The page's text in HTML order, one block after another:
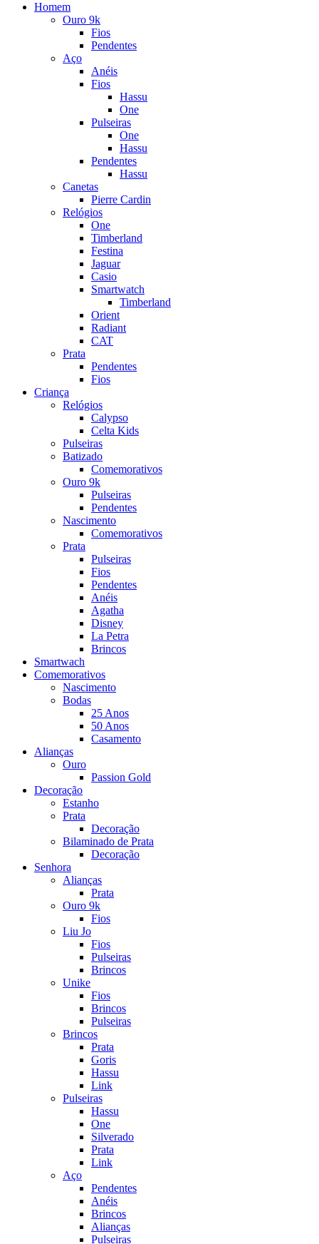
Homem
Ouro 9k
Fios
Pendentes
Aço
Anéis
Fios
Hassu
One
Pulseiras
One
Hassu
Pendentes
Hassu
Canetas
Pierre Cardin
Relógios
One
Timberland
Festina
Jaguar
Casio
Smartwatch
Timberland
Orient
Radiant
CAT
Prata
Pendentes
Fios
Criança
Relógios
Calypso
Celta Kids
Pulseiras
Batizado
Comemorativos
Ouro 9k
Pulseiras
Pendentes
Nascimento
Comemorativos
Prata
Pulseiras
Fios
Pendentes
Anéis
Agatha
Disney
La Petra
Brincos
Smartwach
Comemorativos
Nascimento
Bodas
25 Anos
50 Anos
Casamento
Alianças
Ouro
Passion Gold
Decoração
Estanho
Prata
Decoração
Bilaminado de Prata
Decoração
Senhora
Alianças
Prata
Ouro 9k
Fios
Liu Jo
Fios
Pulseiras
Brincos
Unike
Fios
Brincos
Pulseiras
Brincos
Prata
Goris
Hassu
Link
Pulseiras
Hassu
One
Silverado
Prata
Link
Aço
Pendentes
Anéis
Brincos
Alianças
Pulseiras